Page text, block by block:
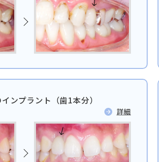
ンプラント（歯1本分）
詳細